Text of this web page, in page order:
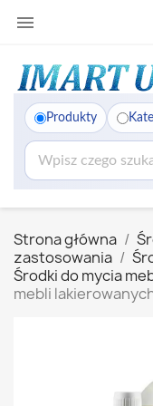

Produkty
Strona główna
zastosowania
Środki do mycia
mebli